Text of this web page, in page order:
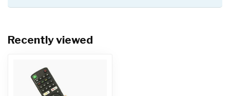
Recently viewed